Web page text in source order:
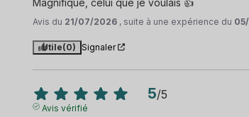
Avis du 21/07/2026 , suite à une expérience du
Utile(0) Signaler
5/5
Avis vérifié